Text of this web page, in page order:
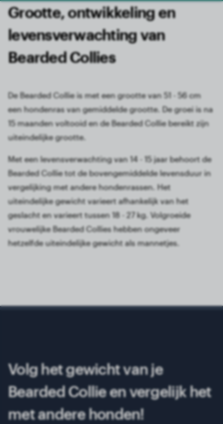
Grootte, ontwikkeling en
levensverwachting van
Bearded Collies
De Bearded Collie is met een grootte van 51 - 56 cm
een hondenras van gemiddelde grootte. De groei is na
15 maanden voltooid en de Bearded Collie bereikt zijn
uiteindelijke grootte.
Met een levensverwachting van 14 - 15 jaar behoort de
Bearded Collie tot de bovengemiddelde levensduur in
vergelijking met andere hondenrassen. Het
uiteindelijke gewicht varieert afhankelijk van het
geslacht en varieert tussen 18 - 27 kg. Volgroeide
vrouwelijke Bearded Collies hebben ongeveer
hetzelfde uiteindelijke gewicht als mannetjes.
Volg het gewicht van je
Bearded Collie en vergelijk het
met andere honden!